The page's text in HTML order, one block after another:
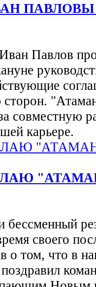
Павлов
совместную
карьере.
своего
о том, что в